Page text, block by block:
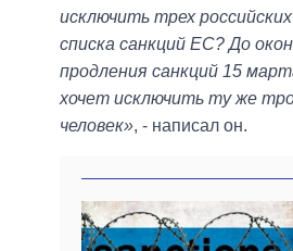
исключить трех
списка санкций ЕС? До
продления санкций 15
хочет исключить ту же
человек», - написал он.